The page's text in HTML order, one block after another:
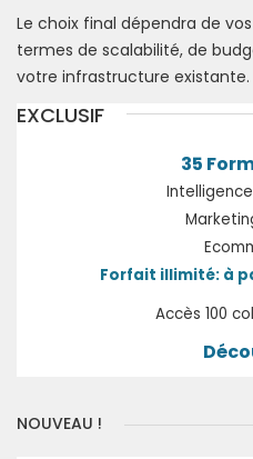
Le choix final dépendra de
termes de scalabilité, de
votre infrastructure existante.
EXCLUSIF
35
Forfait illimité: à
Accès 100
NOUVEAU !